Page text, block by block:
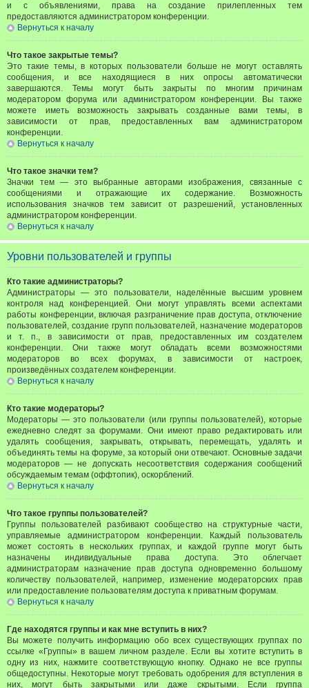
и с объявлениями, права на создание прилепленных тем
предоставляются администратором конференции.
Вернуться к началу
Что такое закрытые темы?
Это такие темы, в которых пользователи больше не могут оставлять
сообщения, и все находящиеся в них опросы автоматически
завершаются. Темы могут быть закрыты по многим причинам
модератором форума или администратором конференции. Вы также
можете иметь возможность закрывать созданные вами темы, в
зависимости от прав, предоставленных вам администратором
конференции.
Вернуться к началу
Что такое значки тем?
Значки тем — это выбранные авторами изображения, связанные с
сообщениями и отражающие их содержание. Возможность
использования значков тем зависит от разрешений, установленных
администратором конференции.
Вернуться к началу
Уровни пользователей и группы
Кто такие администраторы?
Администраторы — это пользователи, наделённые высшим уровнем
контроля над конференцией. Они могут управлять всеми аспектами
работы конференции, включая разграничение прав доступа, отключение
пользователей, создание групп пользователей, назначение модераторов
и т. п., в зависимости от прав, предоставленных им создателем
конференции. Они также могут обладать всеми возможностями
модераторов во всех форумах, в зависимости от настроек,
произведённых создателем конференции.
Вернуться к началу
Кто такие модераторы?
Модераторы — это пользователи (или группы пользователей), которые
ежедневно следят за форумами. Они имеют право редактировать или
удалять сообщения, закрывать, открывать, перемещать, удалять и
объединять темы на форуме, за который они отвечают. Основные задачи
модераторов — не допускать несоответствия содержания сообщений
обсуждаемым темам (оффтопик), оскорблений.
Вернуться к началу
Что такое группы пользователей?
Группы пользователей разбивают сообщество на структурные части,
управляемые администратором конференции. Каждый пользователь
может состоять в нескольких группах, и каждой группе могут быть
назначены индивидуальные права доступа. Это облегчает
администраторам назначение прав доступа одновременно большому
количеству пользователей, например, изменение модераторских прав
или предоставление пользователям доступа к приватным форумам.
Вернуться к началу
Где находятся группы и как мне вступить в них?
Вы можете получить информацию обо всех существующих группах по
ссылке «Группы» в вашем личном разделе. Если вы хотите вступить в
одну из них, нажмите соответствующую кнопку. Однако не все группы
общедоступны. Некоторые могут требовать одобрения для вступления в
них, могут быть закрытыми или даже скрытыми. Если группа